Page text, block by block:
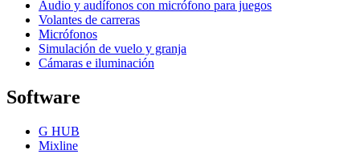
Audio y audífonos con micrófono para juegos
Volantes de carreras
Micrófonos
Simulación de vuelo y granja
Cámaras e iluminación
Software
G HUB
Mixline